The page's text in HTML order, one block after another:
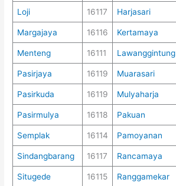
Loji 16117 Harjasari
Margajaya 16116 Kertamaya
Menteng 16111 Lawanggintung
Pasirjaya 16119 Muarasari
Pasirkuda 16119 Mulyaharja
Pasirmulya 16118 Pakuan
Semplak 16114 Pamoyanan
Sindangbarang 16117 Rancamaya
Situgede 16115 Ranggamekar